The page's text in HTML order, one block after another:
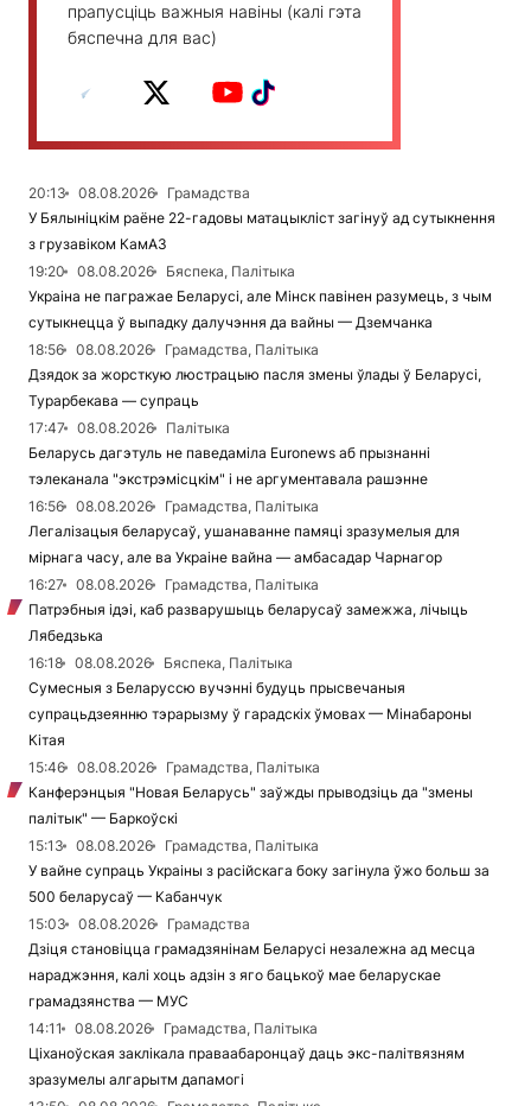
прапусціць важныя навіны (калі гэта
бяспечна для вас)
20:13 08.08.2026
Грамадства
У Бялыніцкім раёне 22-гадовы матацыкліст загінуў ад сутыкнення
з грузавіком КамАЗ
19:20
08.08.2026
Бяспека, Палітыка
Украіна не пагражае Беларусі, але Мінск павінен разумець, з чым
сутыкнецца ў выпадку далучэння да вайны — Дземчанка
18:56
08.08.2026
Грамадства, Палітыка
Дзядок за жорсткую люстрацыю пасля змены ўлады ў Беларусі,
Турарбекава — супраць
17:47
08.08.2026
Палітыка
Беларусь дагэтуль не паведаміла Euronews аб прызнанні
тэлеканала "экстрэмісцкім" і не аргументавала рашэнне
16:56
08.08.2026
Грамадства, Палітыка
Легалізацыя беларусаў, ушанаванне памяці зразумелыя для
мірнага часу, але ва Украіне вайна — амбасадар Чарнагор
16:27
08.08.2026
Грамадства, Палітыка
Патрэбныя ідэі, каб разварушыць беларусаў замежжа, лічыць
Лябедзька
16:18
08.08.2026
Бяспека, Палітыка
Сумесныя з Беларуссю вучэнні будуць прысвечаныя
супрацьдзеянню тэрарызму ў гарадскіх ўмовах — Мінабароны
Кітая
15:46
08.08.2026
Грамадства, Палітыка
Канферэнцыя "Новая Беларусь" заўжды прыводзіць да "змены
палітык" — Баркоўскі
15:13
08.08.2026
Грамадства, Палітыка
У вайне супраць Украіны з расійскага боку загінула ўжо больш за
500 беларусаў — Кабанчук
15:03
08.08.2026
Грамадства
Дзіця становіцца грамадзянінам Беларусі незалежна ад месца
нараджэння, калі хоць адзін з яго бацькоў мае беларускае
грамадзянства — МУС
14:11
08.08.2026
Грамадства, Палітыка
Ціханоўская заклікала праваабаронцаў даць экс-палітвязням
зразумелы алгарытм дапамогі